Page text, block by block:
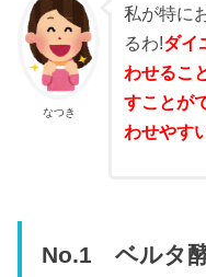
なつき
私が特に
るわ!ダイ
わせるこ
すことが
わせやす
No.1 ベルタ